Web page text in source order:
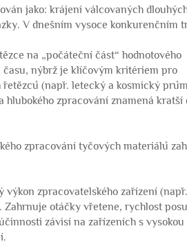
jako: krájení válcovaných
V dnešním vysoce konkurenčním
na „počáteční část“ hodnotového
času, nýbrž je klíčovým kritériem pro
řetězců (např. letecký a kosmický
zpracování znamená kratší
zpracování tyčových materiálů
zpracovatelského zařízení (např.
otáčky vřetene, rychlost
závisí na zařízeních s vysokou